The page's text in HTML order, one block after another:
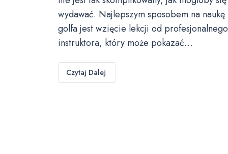
wydawać. Najlepszym sposobem na naukę
golfa jest wzięcie lekcji od profesjonalnego
instruktora, który może pokazać…
Czytaj Dalej